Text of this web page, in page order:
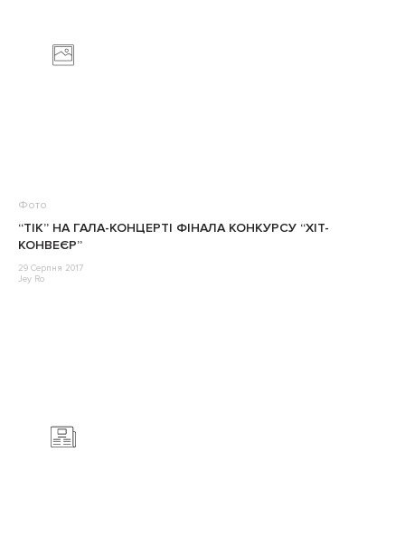
Фото
“ТІК” НА ГАЛА-КОНЦЕРТІ ФІНАЛА КОНКУРСУ “ХІТ-
КОНВЕЄР”
29 Серпня 2017
Jey Ro